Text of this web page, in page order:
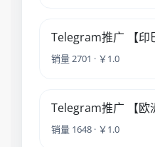
Telegram推广 【
销量 2701 · ￥1.0
Telegram推广 【
销量 1648 · ￥1.0